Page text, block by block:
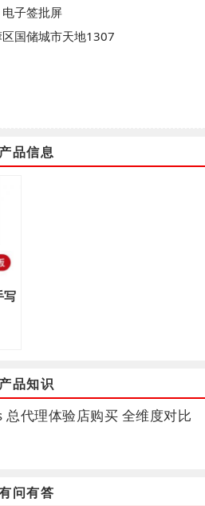
子签批屏
国储城市天地1307
产品信息
写
产品知识
代理体验店购买 全维度对比
问有答